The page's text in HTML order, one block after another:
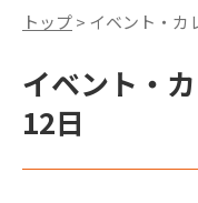
トップ> イベント・カ
イベント・
12日